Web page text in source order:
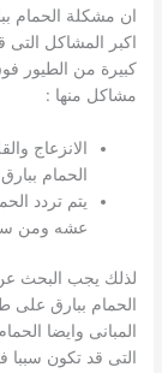
ان مشكلة الحمام
اكبر المشاكل التى
كبيرة من الطيور
مشاكل منها :
الانزعاج
الحمام
يتم تردد
عشه ومن
لذلك يجب البحث
الحمام ببارق على
المبانى وايضا
التى قد تكون سببا